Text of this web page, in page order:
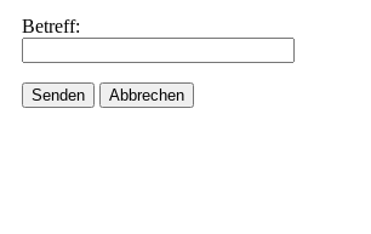
Betreff:
Senden Abbrechen